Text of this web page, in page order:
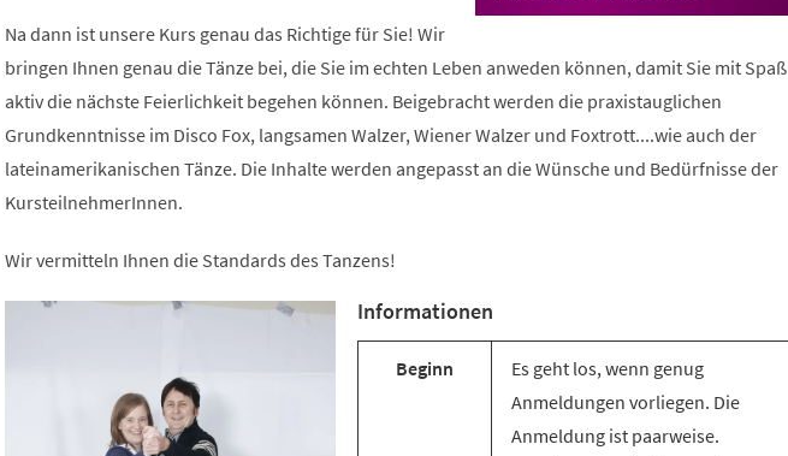
Na dann ist unsere Kurs genau das Richtige für Sie! Wir
bringen Ihnen genau die Tänze bei, die Sie im echten Leben anweden können, damit Sie mit Spaß
aktiv die nächste Feierlichkeit begehen können. Beigebracht werden die praxistauglichen
Grundkenntnisse im Disco Fox, langsamen Walzer, Wiener Walzer und Foxtrott....wie auch der
lateinamerikanischen Tänze. Die Inhalte werden angepasst an die Wünsche und Bedürfnisse der
KursteilnehmerInnen.
Wir vermitteln Ihnen die Standards des Tanzens!
Informationen
Beginn
Es geht los, wenn genug
Anmeldungen vorliegen. Die
Anmeldung ist paarweise.